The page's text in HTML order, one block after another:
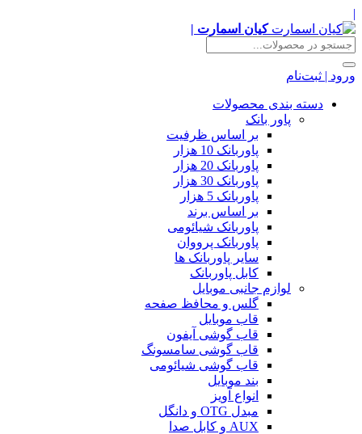
|
کیان اسمارت |
ورود | ثبت‌نام
دسته بندی محصولات
پاور بانک
بر اساس ظرفیت
پاوربانک 10 هزار
پاوربانک 20 هزار
پاوربانک 30 هزار
پاوربانک 5 هزار
بر اساس برند
پاوربانک شیائومی
پاوربانک پرووان
سایر پاوربانک ها
کابل پاوربانک
لوازم جانبی موبایل
گلس و محافظ صفحه
قاب موبایل
قاب گوشی آیفون
قاب گوشی سامسونگ
قاب گوشی شیائومی
بند موبایل
انواع آویز
مبدل OTG و دانگل
AUX و کابل صدا